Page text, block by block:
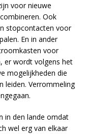
voor nieuwe
Ook
stopcontacten voor
En in ander
voor
er wordt volgens het
mogelijkheden die
leiden. Verrommeling
in den lande omdat
wel erg van elkaar